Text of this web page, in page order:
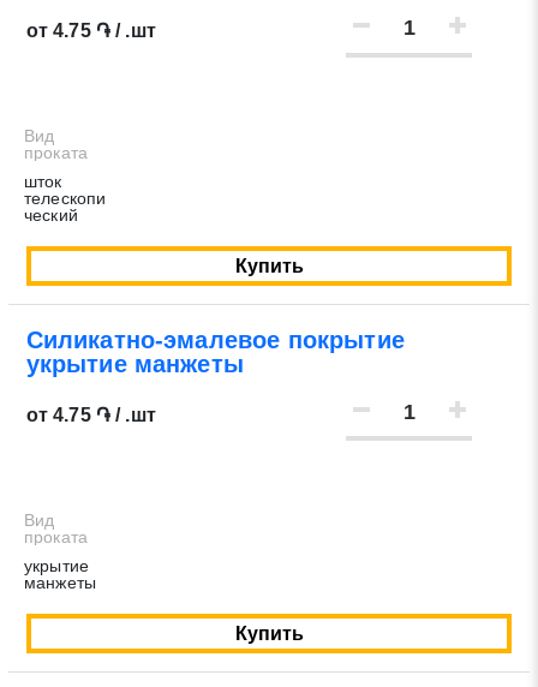
от 4.75 ֏ / .шт
Вид
проката
шток
телескопи
ческий
Купить
Силикатно-эмалевое покрытие
укрытие манжеты
от 4.75 ֏ / .шт
Вид
проката
укрытие
манжеты
Купить